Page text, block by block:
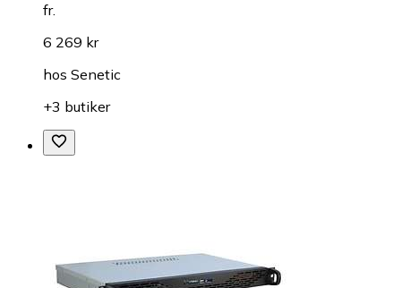
fr.
6 269 kr
hos Senetic
+3 butiker